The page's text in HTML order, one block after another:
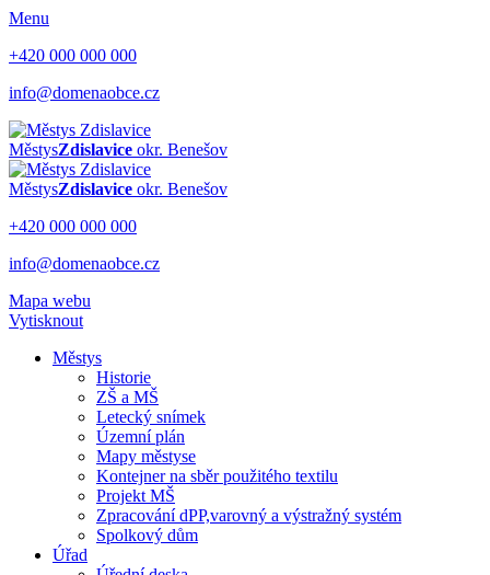
Menu
+420 000 000 000
info@domenaobce.cz
MěstysZdislavice okr. Benešov
MěstysZdislavice okr. Benešov
+420 000 000 000
info@domenaobce.cz
Mapa webu
Vytisknout
Městys
Historie
ZŠ a MŠ
Letecký snímek
Územní plán
Mapy městyse
Kontejner na sběr použitého textilu
Projekt MŠ
Zpracování dPP,varovný a výstražný systém
Spolkový dům
Úřad